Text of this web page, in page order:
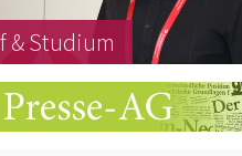
& Studium